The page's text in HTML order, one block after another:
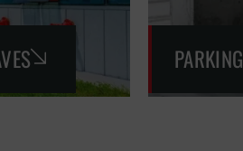
PARKING